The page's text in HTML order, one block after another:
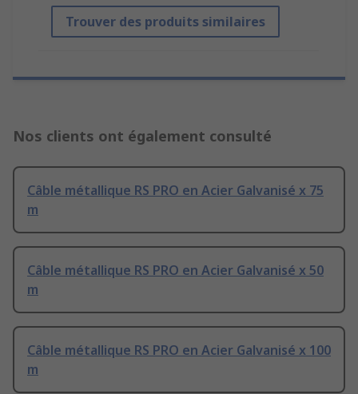
Trouver des produits similaires
Nos clients ont également consulté
Câble métallique RS PRO en Acier Galvanisé x 75
m
Câble métallique RS PRO en Acier Galvanisé x 50
m
Câble métallique RS PRO en Acier Galvanisé x 100
m